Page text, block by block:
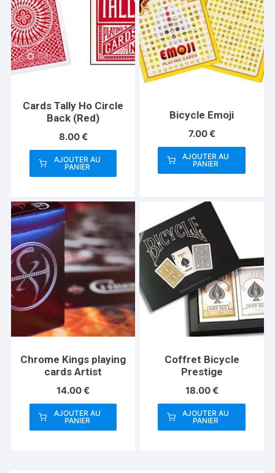
Cards Tally Ho Circle
Back (Red)
8.00€
AJOUTER AU
PANIER
Bicycle Emoji
7.00€
AJOUTER AU
PANIER
Chrome Kings playing
cards Artist
14.00€
AJOUTER AU
PANIER
Coffret Bicycle
Prestige
18.00€
AJOUTER AU
PANIER